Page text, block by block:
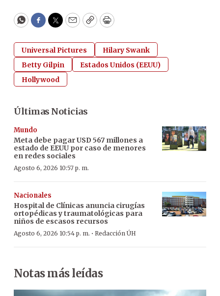
WhatsApp
Facebook
Twitter
EmailCopyPrint
Universal Pictures
Hilary Swank
Betty Gilpin
Estados Unidos (EEUU)
Hollywood
Últimas Noticias
Mundo
Meta debe pagar USD 567 millones a
estado de EEUU por caso de menores
en redes sociales
Agosto 6, 2026 10:57 p. m.
Nacionales
Hospital de Clínicas anuncia cirugías
ortopédicas y traumatológicas para
niños de escasos recursos
Agosto 6, 2026 10:54 p. m. · Redacción ÚH
Notas más leídas